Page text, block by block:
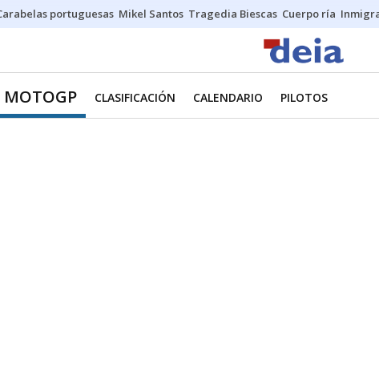
portuguesas Mikel Santos Tragedia Biescas Cuerpo ría
MOTOGP CLASIFICACIÓN CALENDARIO PILOTOS